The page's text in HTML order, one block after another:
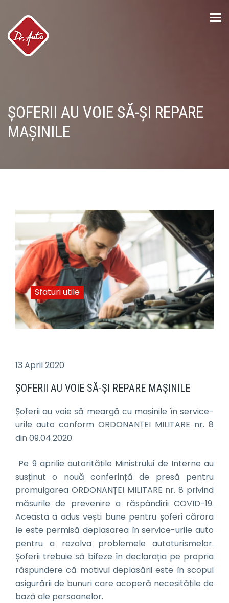
ȘOFERII AU VOIE SĂ-ȘI REPARE
MAȘINILE
Sfaturi utile
13 April 2020
ȘOFERII AU VOIE SĂ-ȘI REPARE MAȘINILE
Șoferii au voie să meargă cu mașinile în service-
urile auto conform ORDONANȚEI MILITARE nr. 8
din 09.04.2020
Pe 9 aprilie autoritățile Ministrului de Interne au
susținut o nouă conferință de presă pentru
promulgarea ORDONANȚEI MILITARE nr. 8 privind
măsurile de prevenire a răspândirii COVID-19.
Aceasta a adus vești bune pentru șoferi cărora
le este permisă deplasarea în service-urile auto
pentru a rezolva problemele autoturismelor.
Șoferii trebuie să bifeze în declarația pe propria
răspundere că motivul deplasării este în scopul
asigurării de bunuri care acoperă necesitățile de
bază ale persoanelor.